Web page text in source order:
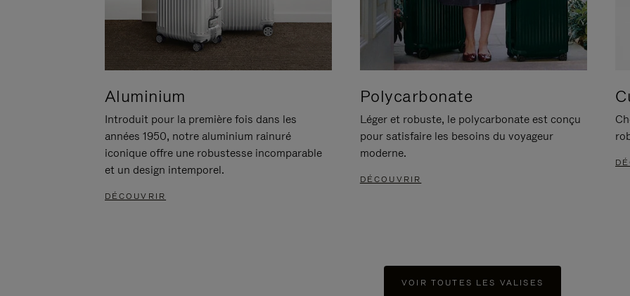
Aluminium
Introduit pour la première fois dans les
années 1950, notre aluminium rainuré
iconique offre une robustesse incomparable
et un design intemporel.
DÉCOUVRIR
Polycarbonate
Léger et robuste, le polycarbonate est conçu
pour satisfaire les besoins du voyageur
moderne.
DÉCOUVRIR
VOIR TOUTES LES VALISES